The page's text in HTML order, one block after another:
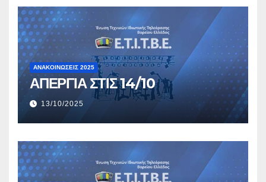
ΑΝΑΚΟΙΝΏΣΕΙΣ 2025
ΑΠΕΡΓΙΑ ΣΤΙΣ 14/10
13/10/2025